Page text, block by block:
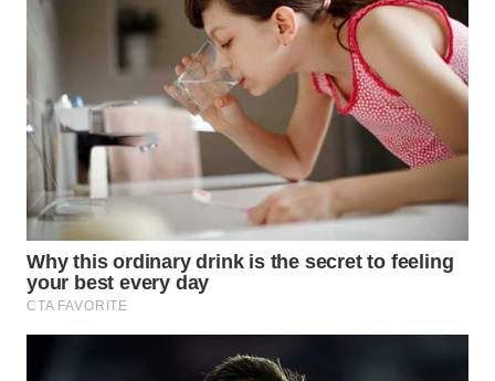
PURWAKARTA
WN
PRIANGAN
TIMUR
WN
SEMARANG